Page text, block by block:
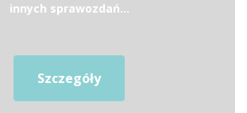
innych sprawozdań...
Szczegóły